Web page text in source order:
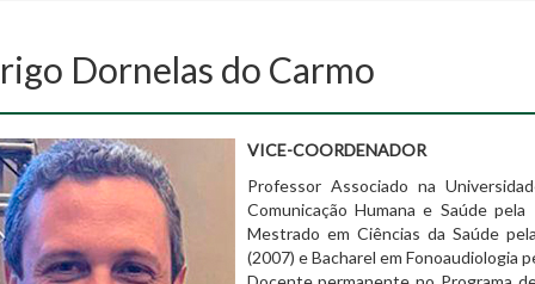
Dornelas do Carmo
VICE-COORDENADOR
Professor Associado na
Comunicação Humana e Saúde
Mestrado em Ciências da Saúde
(2007) e Bacharel em Fonoaudiologia